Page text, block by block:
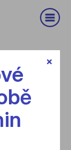
nebyla
nebo
odkaz.
×